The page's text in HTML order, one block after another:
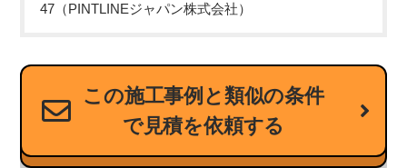
47（PINTLINEジャパン株式会社）
この施工事例と類似の条件
で見積を依頼する